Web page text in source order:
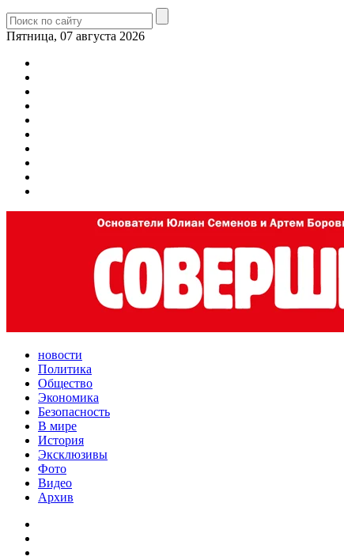
Пятница, 07 августа 2026
новости
Политика
Общество
Экономика
Безопасность
В мире
История
Эксклюзивы
Фото
Видео
Архив